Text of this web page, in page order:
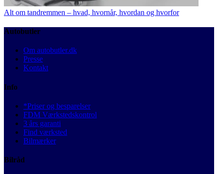
Alt om tandremmen – hvad, hvornår, hvordan og hvorfor
Autobutler
Om autobutler.dk
Presse
Kontakt
Info
*Priser og besparelser
FDM Værkstedskontrol
3 års garanti
Find værksted
Bilmærker
Bilråd